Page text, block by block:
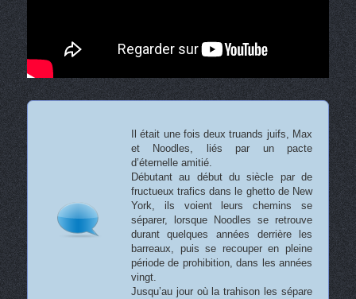
Il était une fois deux truands juifs, Max
et Noodles, liés par un pacte
d’éternelle amitié.
Débutant au début du siècle par de
fructueux trafics dans le ghetto de New
York, ils voient leurs chemins se
séparer, lorsque Noodles se retrouve
durant quelques années derrière les
barreaux, puis se recouper en pleine
période de prohibition, dans les années
vingt.
Jusqu’au jour où la trahison les sépare